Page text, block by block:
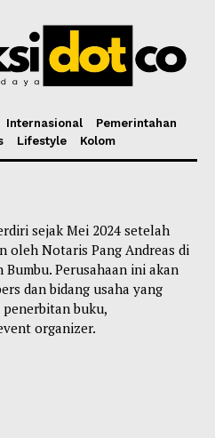
Internasional
Pemerintahan
Lifestyle Kolom
sejak Mei 2024 setelah
oleh Notaris Pang Andreas di
Perusahaan ini akan
dan bidang usaha yang
buku,
organizer.